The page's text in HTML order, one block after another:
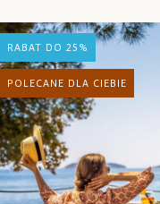
RABAT DO 25%
POLECANE DLA CIEBIE